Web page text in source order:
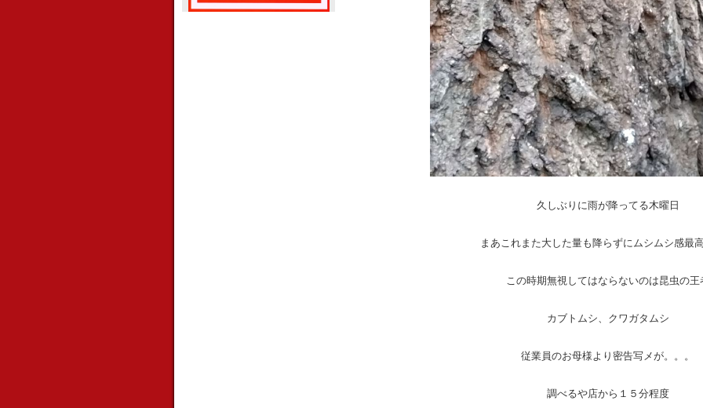
久しぶりに雨が降ってる木曜日
まあこれまた大した量も降らずにムシムシ感最
この時期無視してはならないのは昆虫の王
カブトムシ、クワガタムシ
従業員のお母様より密告写メが。。。
調べるや店から１５分程度